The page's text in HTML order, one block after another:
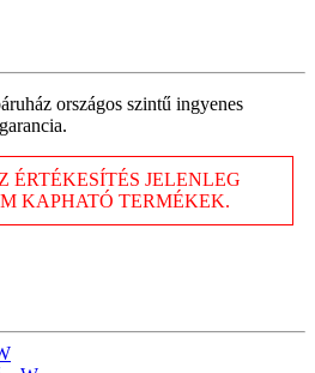
országos szintű ingyenes
ÉRTÉKESÍTÉS JELENLEG
KAPHATÓ TERMÉKEK.